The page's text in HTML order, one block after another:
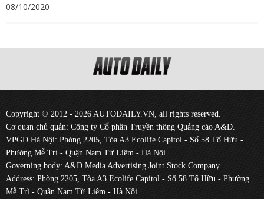
08/10/2020
Copyright © 2012 - 2026 AUTODAILY.VN, all rights reserved.
Cơ quan chủ quản: Công ty Cổ phần Truyền thông Quảng cáo A&D.
VPGD Hà Nội: Phòng 2205, Tòa A3 Ecolife Capitol - Số 58 Tố Hữu -
Phường Mễ Trì - Quận Nam Từ Liêm - Hà Nội
Governing body: A&D Media Advertising Joint Stock Company
Address: Phòng 2205, Tòa A3 Ecolife Capitol - Số 58 Tố Hữu - Phường
Mễ Trì - Quận Nam Từ Liêm - Hà Nội